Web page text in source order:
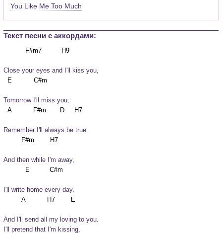
You Like Me Too Much
Текст песни c аккордами:
Close your eyes and I'll kiss you,
Tomorrow I'll miss you;
Remember I'll always be true.
And then while I'm away,
I'll write home every day,
And I'll send all my loving to you.
I'll pretend that I'm kissing,